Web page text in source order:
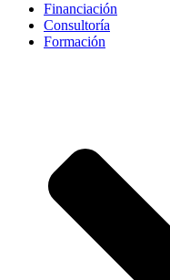
Financiación
Consultoría
Formación